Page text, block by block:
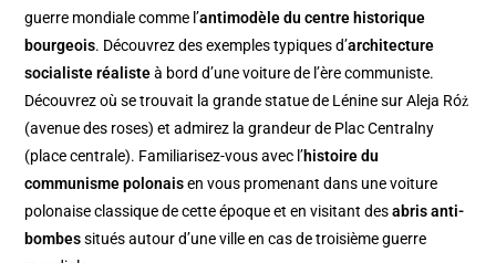
guerre mondiale comme l’antimodèle du centre historique
bourgeois. Découvrez des exemples typiques d’architecture
socialiste réalisteà bord d’une voiture de l’ère communiste.
Découvrez où se trouvait la grande statue de Lénine sur Aleja Róż
(avenue des roses) et admirez la grandeur de Plac Centralny
(place centrale). Familiarisez-vous avec l’histoire du
communisme polonaisen vous promenant dans une voiture
polonaise classique de cette époque et en visitant desabris anti-
bombessitués autour d’une ville en cas de troisième guerre